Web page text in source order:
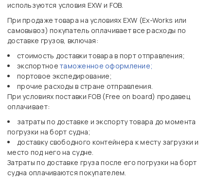
используются условия EXW и FOB.
При продаже товара на условиях EXW (Ex-Works или
самовывоз) покупатель оплачивает все расходы по
доставке грузов, включая:
стоимость доставки товара в порт отправления;
экспортноетаможенное оформление;
портовое экспедирование;
прочие расходы в стране отправления.
При условиях поставки FOB (Free on board) продавец
оплачивает:
затраты по доставке и экспорту товара до момента
погрузки на борт судна;
доставку свободного контейнера к месту загрузки и
место под него на судне.
Затраты по доставке груза после его погрузки на борт
судна оплачиваются покупателем.